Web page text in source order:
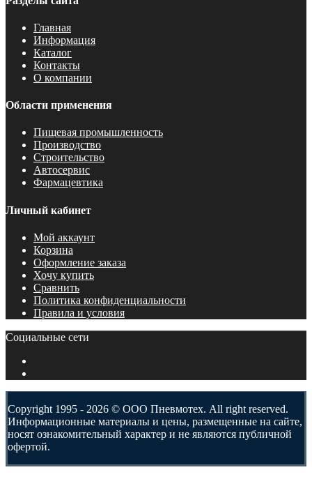
Главная
Информация
Каталог
Контакты
О компании
Области применения
Пищевая промышленность
Производство
Строительство
Автосервис
Фармацевтика
Личный кабинет
Мой аккаунт
Корзина
Оформление заказа
Хочу купить
Сравнить
Политика конфиденциальности
Правила и условия
Социальные сети
Copyright 1995 - 2026 © ООО Пневмотех. All right reserved.
Информационные материалы и цены, размещенные на сайте,
носят ознакомительный характер и не являются публичной
офертой.